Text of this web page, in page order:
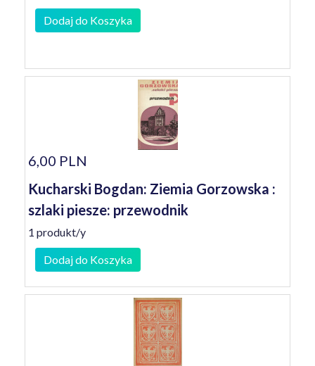
Dodaj do Koszyka
6,00 PLN
Kucharski Bogdan: Ziemia Gorzowska :
szlaki piesze: przewodnik
1 produkt/y
Dodaj do Koszyka